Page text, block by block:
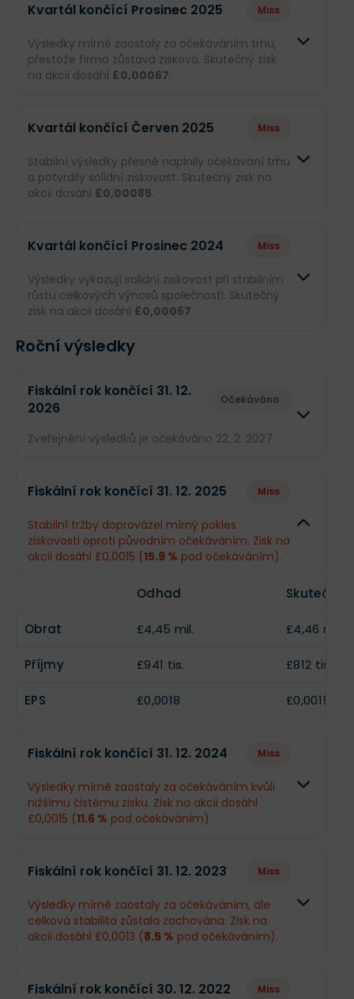
Kvartál končící Prosinec 2025 Miss
Výsledky mírně zaostaly za očekáváním trhu,
přestože firma zůstává zisková. Skutečný zisk
na akcii dosáhl £0,00067.
Příjmy --
Kvartál končící Červen 2025 Miss
Stabilní výsledky přesně naplnily očekávání trhu
a potvrdily solidní ziskovost. Skutečný zisk na
akcii dosáhl £0,00085.
Příjmy --
EPS
Kvartál končící Prosinec 2024 Miss
Výsledky vykazují solidní ziskovost při stabilním
růstu celkových výnosů společnosti. Skutečný
zisk na akcii dosáhl £0,00067.
Obrat --
£364 tis.
Roční výsledky
Fiskální rok končící 31. 12.
2026
Očekáváno
Zveřejnění výsledků je očekáváno 22. 2. 2027.
Příjmy £964,2 tis.
Fiskální rok končící 31. 12. 2025 Miss
Stabilní tržby doprovázel mírný pokles
ziskovosti oproti původním očekáváním. Zisk na
akcii dosáhl £0,0015 (15.9 % pod očekáváním).
Odhad
Obrat £4,45 mil. £4,46 mil.
Příjmy £941 tis. £812 tis.
EPS £0,0018 £0,0015
Fiskální rok končící 31. 12. 2024 Miss
Výsledky mírně zaostaly za očekáváním kvůli
nižšímu čistému zisku. Zisk na akcii dosáhl
£0,0015 (11.6 % pod očekáváním).
Příjmy £901,2 tis.
Fiskální rok končící 31. 12. 2023 Miss
Výsledky mírně zaostaly za očekáváním, ale
celková stabilita zůstala zachována. Zisk na
akcii dosáhl £0,0013 (8.5 % pod očekáváním).
Fiskální rok končící 30. 12. 2022 Miss